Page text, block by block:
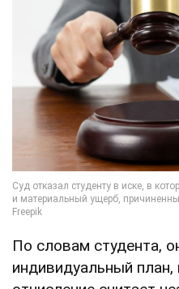
По словам студента,
индивидуальный план,